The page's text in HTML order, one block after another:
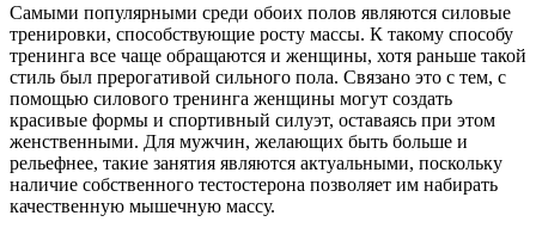
Самыми популярными среди обоих полов являются силовые
тренировки, способствующие росту массы. К такому способу
тренинга все чаще обращаются и женщины, хотя раньше такой
стиль был прерогативой сильного пола. Связано это с тем, с
помощью силового тренинга женщины могут создать
красивые формы и спортивный силуэт, оставаясь при этом
женственными. Для мужчин, желающих быть больше и
рельефнее, такие занятия являются актуальными, поскольку
наличие собственного тестостерона позволяет им набирать
качественную мышечную массу.